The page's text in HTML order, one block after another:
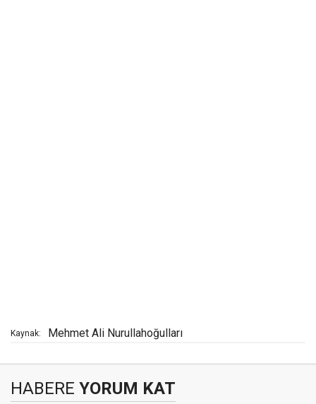
Kaynak: Mehmet Ali Nurullahoğulları
HABERE YORUM KAT